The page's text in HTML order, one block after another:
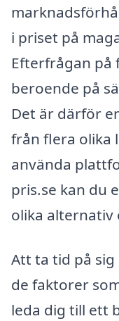
i priset på
Efterfrågan på
beroende på
Det är därför
från flera olika
använda
pris.se kan du
olika alternativ
Att ta tid på
de faktorer
leda dig till ett